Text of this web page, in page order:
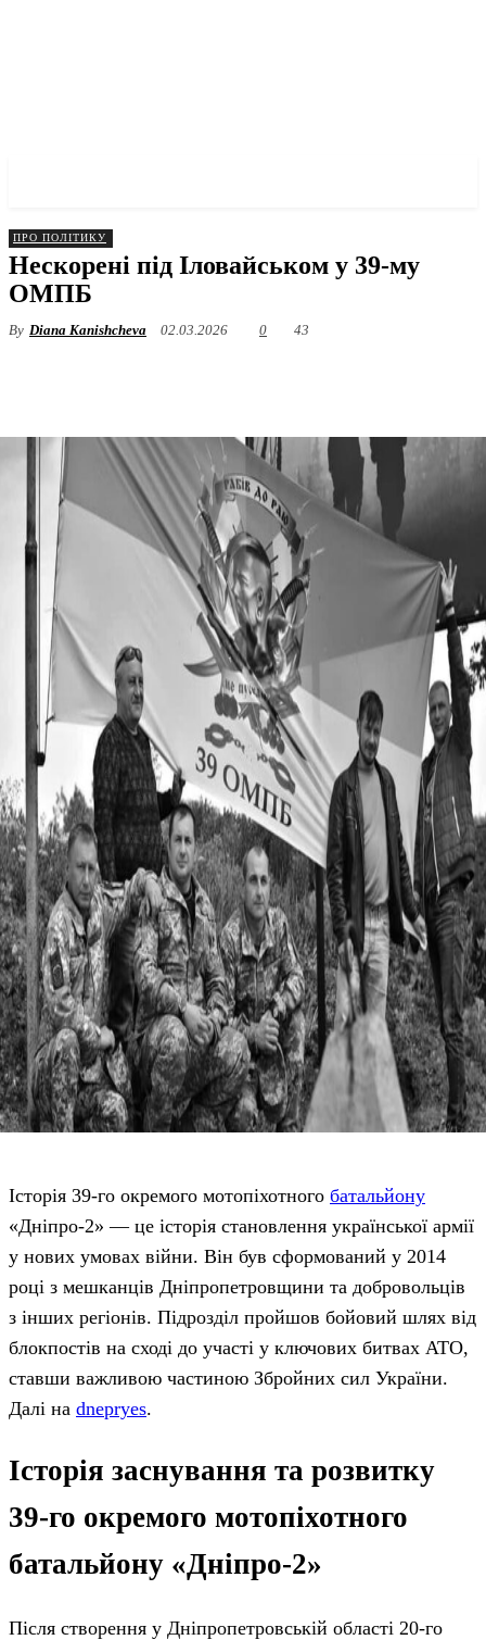
ПРО ПОЛІТИКУ
Нескорені під Іловайськом у 39-му
ОМПБ
By Diana Kanishcheva 02.03.2026 0 43
Історія 39-го окремого мотопіхотного батальйону
«Дніпро-2» — це історія становлення української армії
у нових умовах війни. Він був сформований у 2014
році з мешканців Дніпропетровщини та добровольців
з інших регіонів. Підрозділ пройшов бойовий шлях від
блокпостів на сході до участі у ключових битвах АТО,
ставши важливою частиною Збройних сил України.
Далі на dnepryes.
Історія заснування та розвитку
39-го окремого мотопіхотного
батальйону «Дніпро-2»
Після створення у Дніпропетровській області 20-го